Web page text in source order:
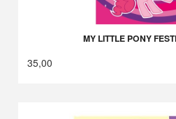
MY LITTLE PONY
35,00